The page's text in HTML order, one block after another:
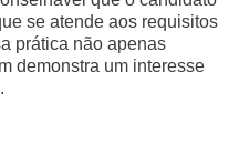
se atende aos requisitos
prática não apenas
demonstra um interesse